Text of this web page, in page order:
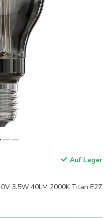
Auf Lager
3.5W 40LM 2000K Titan E27